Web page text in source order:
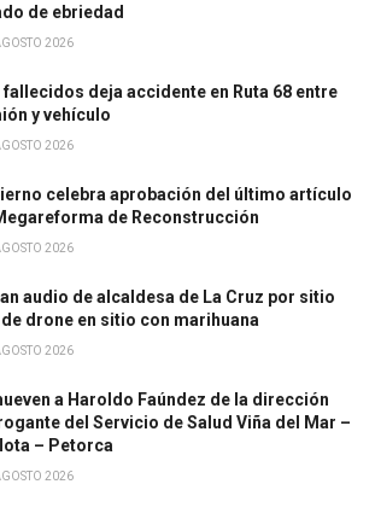
de ebriedad
2026
fallecidos deja accidente en Ruta 68 entre
y vehículo
2026
celebra aprobación del último artículo
de Reconstrucción
2026
audio de alcaldesa de La Cruz por sitio
drone en sitio con marihuana
2026
a Haroldo Faúndez de la dirección
del Servicio de Salud Viña del Mar –
– Petorca
2026